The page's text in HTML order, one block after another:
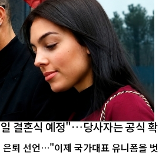
결혼식 예정"…당사자는 공식 확